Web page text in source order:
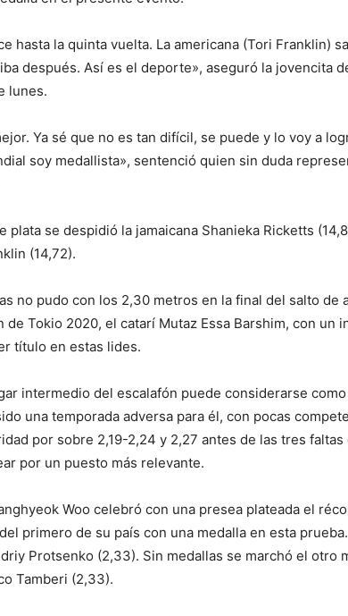
hasta la quinta vuelta. La americana (Tori Franklin)
después. Así es el deporte», aseguró la jovencita
lunes.
Ya sé que no es tan difícil, se puede y lo voy a
soy medallista», sentenció quien sin duda
plata se despidió la jamaicana Shanieka Ricketts
(14,72).
no pudo con los 2,30 metros en la final del salto de
de Tokio 2020, el catarí Mutaz Essa Barshim, con un
título en estas lides.
intermedio del escalafón puede considerarse
una temporada adversa para él, con pocas
por sobre 2,19-2,24 y 2,27 antes de las tres
por un puesto más relevante.
Woo celebró con una presea plateada el
primero de su país con una medalla en esta
Protsenko (2,33). Sin medallas se marchó el otro
Tamberi (2,33).